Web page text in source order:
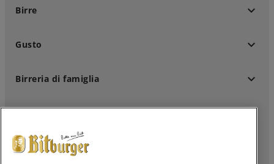
Birre keyboard_arrow_down
Gusto keyboard_arrow_down
Birreria di famiglia keyboard_arrow_down
keyboard_arrow_down
Seguici su